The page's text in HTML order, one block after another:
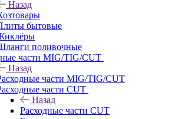
Назад
бытовые
поливочные
части MIG/TIG/CUT
Назад
части MIG/TIG/CUT
части CUT
Назад
Расходные части CUT